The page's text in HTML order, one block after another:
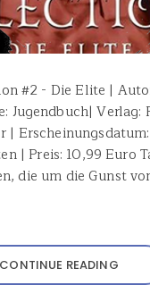
#2 - Die Elite |
Jugendbuch| Verlag:
|
| Preis: 10,99 Euro
die um die Gunst
CONTINUE READING